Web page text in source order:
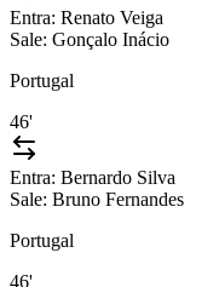
Entra: Renato Veiga
Sale: Gonçalo Inácio
Portugal
46'
Entra: Bernardo Silva
Sale: Bruno Fernandes
Portugal
46'